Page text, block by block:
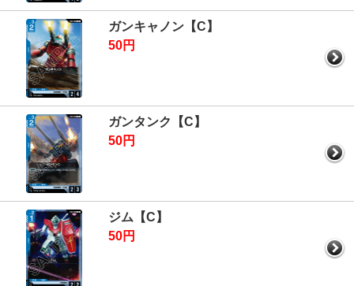
ガンキャノン【C】
50円
ガンタンク【C】
50円
ジム【C】
50円